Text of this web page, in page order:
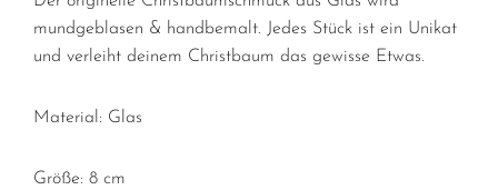
mundgeblasen & handbemalt. Jedes Stück ist ein Unikat
und verleiht deinem Christbaum das gewisse Etwas.
Material: Glas
Größe: 8 cm